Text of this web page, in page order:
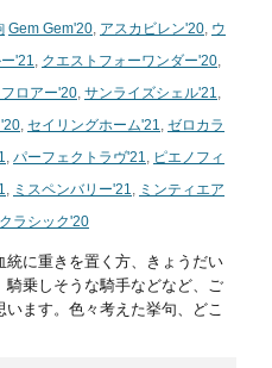
Gem Gem'20, アスカビレン'20, ウ
'21, クエストフォーワンダー'20,
ロアー'20, サンライズシェル'21,
, セイリングホーム'21, ゼロカラ
, パーフェクトラヴ'21, ピエノフィ
, ミスペンバリー'21, ミンティエア
ラシック'20
に重きを置く方、きょうだい
乗しそうな騎手などなど、ご
ます。色々考えた挙句、どこ